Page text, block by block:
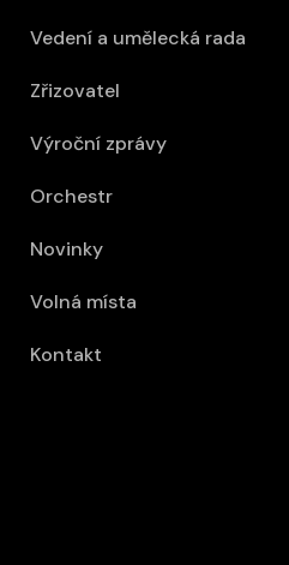
Vedení a umělecká rada
Zřizovatel
Výroční zprávy
Orchestr
Novinky
Volná místa
Kontakt